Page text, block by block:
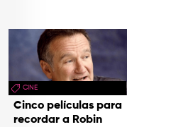
CINE
Cinco películas para
recordar a Robin